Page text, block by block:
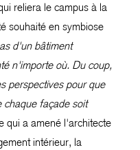
reliera le campus à la
souhaité en symbiose
d'un bâtiment
n'importe où. Du coup,
perspectives pour que
chaque façade soit
qui a amené l'architecte
intérieur, la